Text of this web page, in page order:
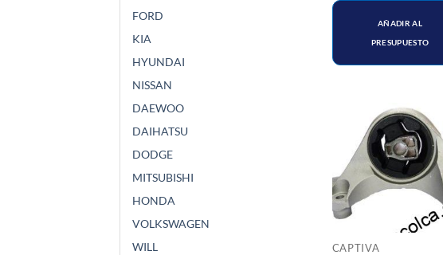
FORD
KIA
HYUNDAI
NISSAN
DAEWOO
DAIHATSU
DODGE
MITSUBISHI
HONDA
VOLKSWAGEN
WILL
AÑADIR AL
PRESUPUESTO
CAPTIVA